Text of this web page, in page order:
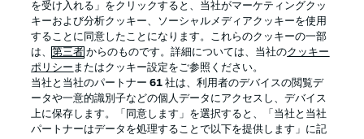
Official Partners
を受け入れる」をクリックすると、当社がマーケティングクッ
キーおよび分析クッキー、ソーシャルメディアクッキーを使用
することに同意したことになります。これらのクッキーの一部
は、第三者 からのものです。詳細については、当社のクッキー
ポリシー またはクッキー設定をご参照ください。
当社と当社のパートナー61 社は、利用者のデバイスの閲覧デ
ータや一意的識別子などの個人データにアクセスし、デバイス
上に保存します。「同意します」を選択すると、「当社と当社
パートナーはデータを処理することで以下を提供します」に記